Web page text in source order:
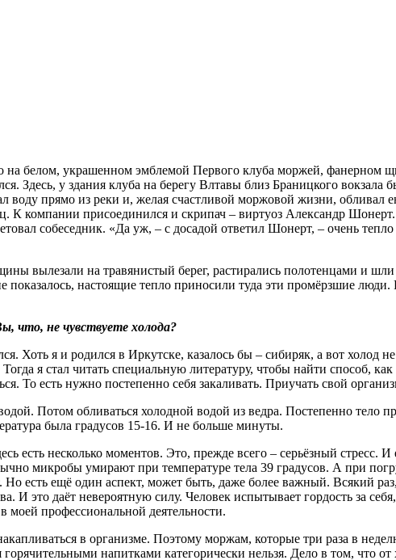
на белом, украшенном эмблемой Первого клуба моржей, фанерном
Здесь, у здания клуба на берегу Влтавы близ Браницкого
воду прямо из реки и, желая счастливой моржовой жизни, обливал
компании присоединился и скрипач – виртуоз Александр Шонерт.
собеседник. «Да уж, – с досадой ответил Шонерт, – очень
вылезали на травянистый берег, растирались полотенцами и
настоящие тепло приносили туда эти промёрзшие люди.
что, не чувствуете холода?
Хоть я и родился в Иркутске, казалось бы – сибиряк, а вот холод
я стал читать специальную литературу, чтобы найти способ,
То есть нужно постепенно себя закаливать. Приучать свой
Потом обливаться холодной водой из ведра. Постепенно тело
была градусов 15-16. И не больше минуты.
есть несколько моментов. Это, прежде всего – серьёзный стресс.
микробы умирают при температуре тела 39 градусов. А при
Но есть ещё один аспект, может быть, даже более важный. Всякий
это даёт невероятную силу. Человек испытывает гордость за
моей профессиональной деятельности.
в организме. Поэтому моржам, которые три раза в
напитками категорически нельзя. Дело в том, что